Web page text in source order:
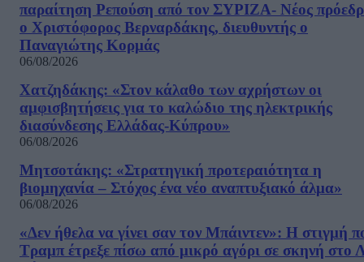
παραίτηση Ρεπούση από τον ΣΥΡΙΖΑ- Νέος
ο Χριστόφορος Βερναρδάκης, διευθυντής ο
Παναγιώτης Κορμάς
06/08/2026
Χατζηδάκης: «Στον κάλαθο των αχρήστων οι
αμφισβητήσεις για το καλώδιο της ηλεκτρικής
διασύνδεσης Ελλάδας-Κύπρου»
06/08/2026
Μητσοτάκης: «Στρατηγική προτεραιότητα η
βιομηχανία – Στόχος ένα νέο αναπτυξιακό άλμα»
06/08/2026
«Δεν ήθελα να γίνει σαν τον Μπάιντεν»: Η στιγμή
Τραμπ έτρεξε πίσω από μικρό αγόρι σε σκηνή στο